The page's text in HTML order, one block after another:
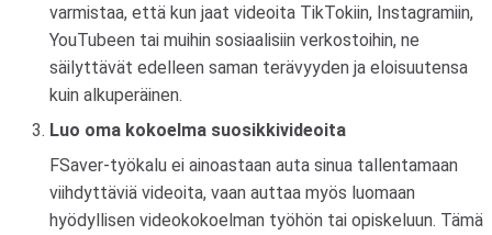
varmistaa, että kun jaat videoita TikTokiin, Instagramiin,
YouTubeen tai muihin sosiaalisiin verkostoihin, ne
säilyttävät edelleen saman terävyyden ja eloisuutensa
kuin alkuperäinen.
Luo oma kokoelma suosikkivideoita
FSaver-työkalu ei ainoastaan ​​auta sinua tallentamaan
viihdyttäviä videoita, vaan auttaa myös luomaan
hyödyllisen videokokoelman työhön tai opiskeluun. Tämä